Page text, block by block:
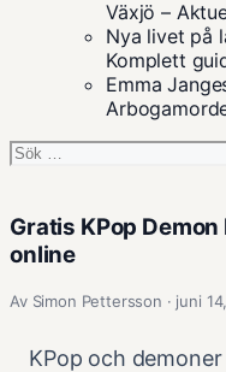
Växjö –
Nya livet på
Komplett
Emma
Sök
Gratis KPop
online
Av Simon Pettersson · juni
KPop och